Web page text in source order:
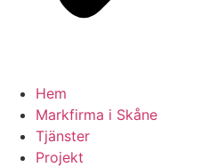
Hem
Markfirma i Skåne
Tjänster
Projekt